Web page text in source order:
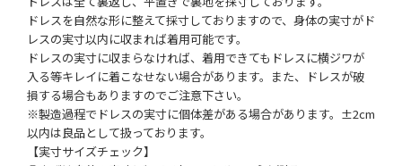
ドレスを自然な形に整えて採寸しておりますので、身体の実寸がド
レスの実寸以内に収まれば着用可能です。
ドレスの実寸に収まらなければ、着用できてもドレスに横ジワが
入る等キレイに着こなせない場合があります。また、ドレスが破
損する場合もありますのでご注意下さい。
※製造過程でドレスの実寸に個体差がある場合があります。±2cm
以内は良品として扱っております。
【実寸サイズチェック】